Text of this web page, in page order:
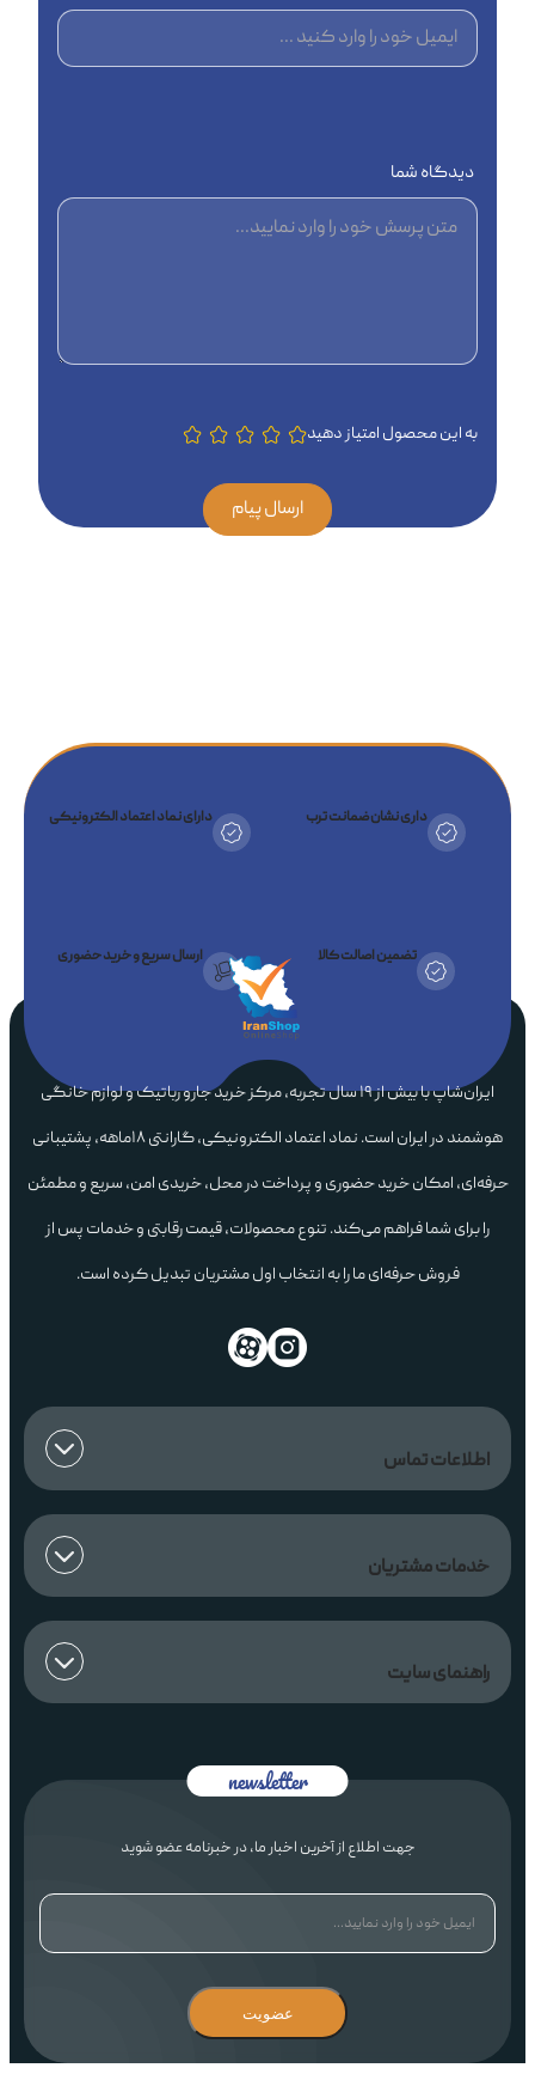
دیدگاه شما
به این محصول امتیاز دهید
ارسال پیام
داری نشان ضمانت ترب دارای نماد اعتماد الکترونیکی
تضمین اصالت کالا ارسال سریع و خرید حضوری
ایران‌شاپ با بیش از ۱۹ سال تجربه، مرکز خرید جارو رباتیک و لوازم خانگی
هوشمند در ایران است. نماد اعتماد الکترونیکی، گارانتی ۱۸ماهه، پشتیبانی
حرفه‌ای، امکان خرید حضوری و پرداخت در محل، خریدی امن، سریع و مطمئن
را برای شما فراهم می‌کند. تنوع محصولات، قیمت رقابتی و خدمات پس از
فروش حرفه‌ای ما را به انتخاب اول مشتریان تبدیل کرده است.
اطلاعات تماس
خدمات مشتریان
راهنمای سایت
جهت اطلاع از آخرین اخبار ما، در خبرنامه عضو شوید
عضویت